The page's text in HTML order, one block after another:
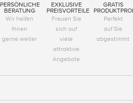
PERSÖNLICHE
BERATUNG
Wir helfen
Ihnen
gerne weiter
EXKLUSIVE
PREISVORTEILE
Freuen Sie
sich auf
viele
attraktive
Angebote
GRATIS
Perfekt
auf Sie
abgestimmt